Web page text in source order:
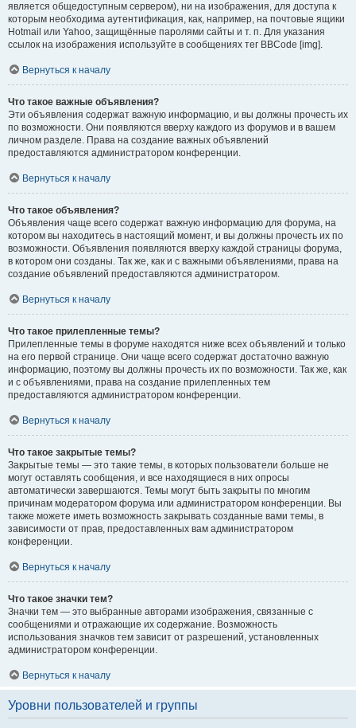
является общедоступным сервером), ни на изображения, для доступа к
которым необходима аутентификация, как, например, на почтовые ящики
Hotmail или Yahoo, защищённые паролями сайты и т. п. Для указания
ссылок на изображения используйте в сообщениях тег BBCode [img].
Вернуться к началу
Что такое важные объявления?
Эти объявления содержат важную информацию, и вы должны прочесть их
по возможности. Они появляются вверху каждого из форумов и в вашем
личном разделе. Права на создание важных объявлений
предоставляются администратором конференции.
Вернуться к началу
Что такое объявления?
Объявления чаще всего содержат важную информацию для форума, на
котором вы находитесь в настоящий момент, и вы должны прочесть их по
возможности. Объявления появляются вверху каждой страницы форума,
в котором они созданы. Так же, как и с важными объявлениями, права на
создание объявлений предоставляются администратором.
Вернуться к началу
Что такое прилепленные темы?
Прилепленные темы в форуме находятся ниже всех объявлений и только
на его первой странице. Они чаще всего содержат достаточно важную
информацию, поэтому вы должны прочесть их по возможности. Так же, как
и с объявлениями, права на создание прилепленных тем
предоставляются администратором конференции.
Вернуться к началу
Что такое закрытые темы?
Закрытые темы — это такие темы, в которых пользователи больше не
могут оставлять сообщения, и все находящиеся в них опросы
автоматически завершаются. Темы могут быть закрыты по многим
причинам модератором форума или администратором конференции. Вы
также можете иметь возможность закрывать созданные вами темы, в
зависимости от прав, предоставленных вам администратором
конференции.
Вернуться к началу
Что такое значки тем?
Значки тем — это выбранные авторами изображения, связанные с
сообщениями и отражающие их содержание. Возможность
использования значков тем зависит от разрешений, установленных
администратором конференции.
Вернуться к началу
Уровни пользователей и группы